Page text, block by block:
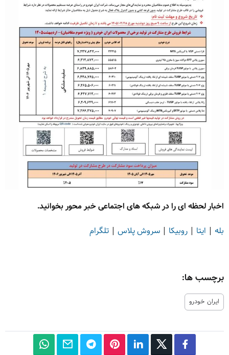
اخبار لحظه ای را در شبکه های اجتماعی خبر محور بخوانید.
بله | ایتا | روبیکا | سروش پلاس | تلگرام
برچسب ها:
ایران خودرو